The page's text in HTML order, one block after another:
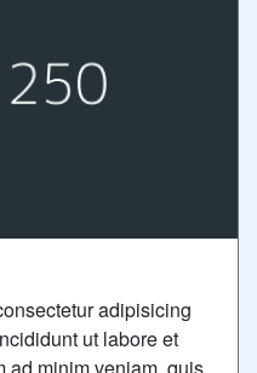
adipisicing
ut labore et